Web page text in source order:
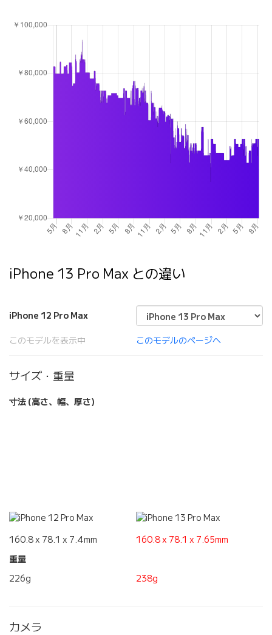
iPhone 13 Pro Max との違い
iPhone 12 Pro Max
このモデルを表示中 このモデルのページへ
サイズ・重量
寸法 (高さ、幅、厚さ)
160.8 x 78.1 x 7.4mm
160.8 x 78.1 x 7.65mm
重量
226g
238g
カメラ